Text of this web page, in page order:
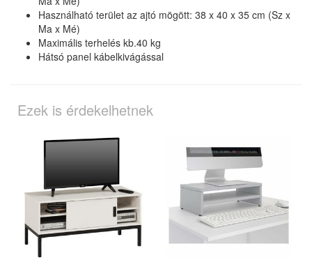
Használható terület az ajtó mögött: 38 x 40 x 35 cm (Sz x
Ma x Mé)
Maximális terhelés kb.40 kg
Hátsó panel kábelkivágással
Ezek is érdekelhetnek